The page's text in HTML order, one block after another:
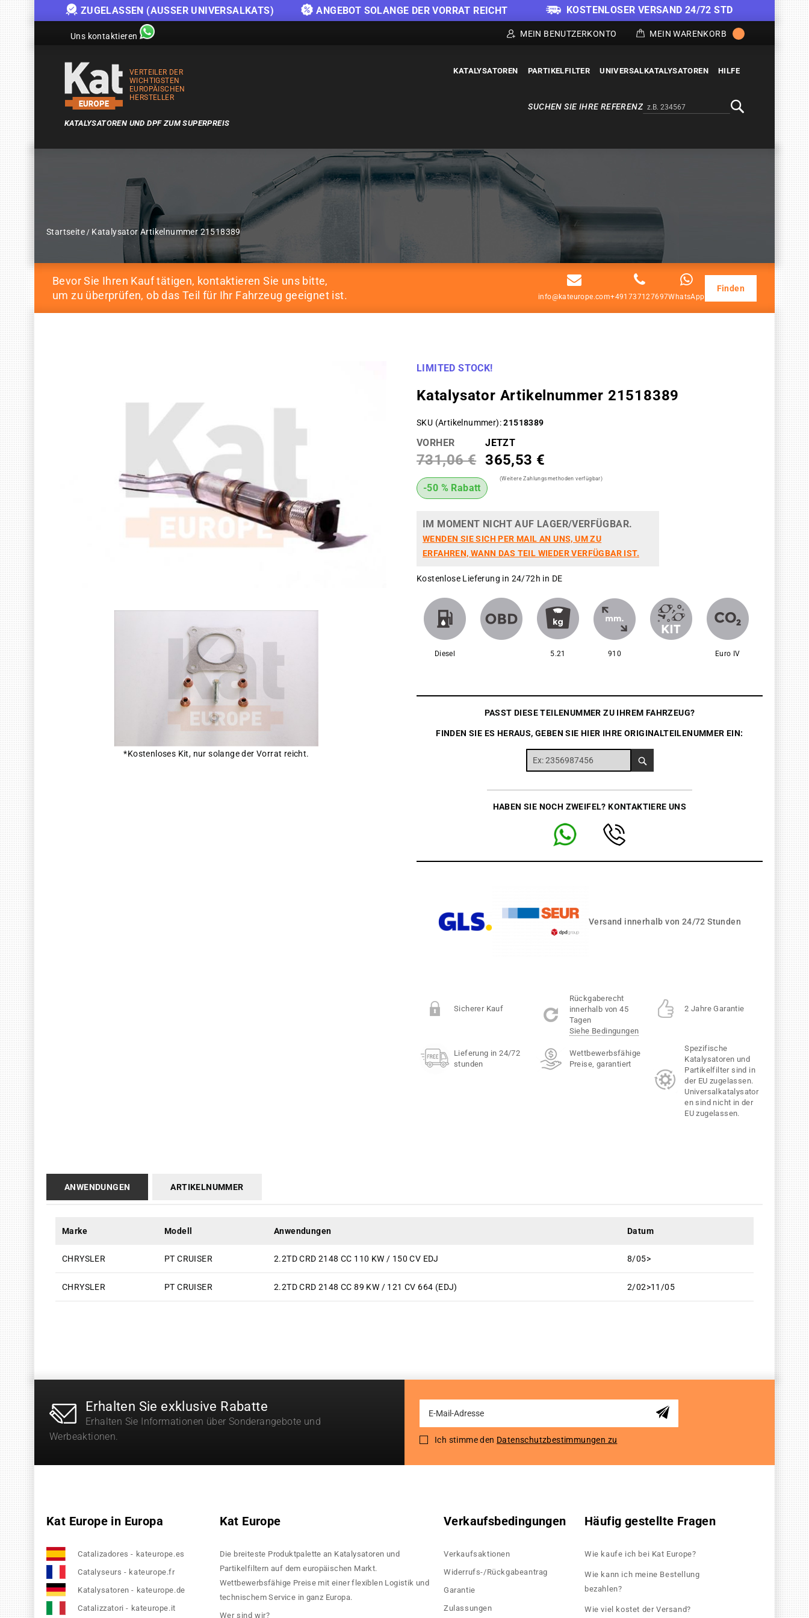
ZUGELASSEN (AUSSER UNIVERSALKATS) ANGEBOT SOLANGE DER VORRAT REICHT KOSTENLOSER VERSAND 24/72 STD
Uns kontaktieren MEIN BENUTZERKONTO MEIN WARENKORB
VERTEILER DER
WICHTIGSTEN
EUROPÄISCHEN
HERSTELLER
KATALYSATOREN UND DPF ZUM SUPERPREIS
KATALYSATOREN PARTIKELFILTER UNIVERSALKATALYSATOREN HILFE
Alternativa a Doofinder
SUCHEN SIE IHRE REFERENZ
Startseite Katalysator Artikelnummer 21518389
Bevor Sie Ihren Kauf tätigen, kontaktieren Sie uns bitte,
um zu überprüfen, ob das Teil für Ihr Fahrzeug geeignet ist.
info@kateurope.com+491737127697WhatsApp
Finden
*Kostenloses Kit, nur solange der Vorrat reicht.
LIMITED STOCK!
Katalysator Artikelnummer 21518389
SKU (Artikelnummer) 21518389
VORHER
731,06 €
JETZT
365,53 €
-50 % Rabatt
(Weitere Zahlungsmethoden verfügbar)
IM MOMENT NICHT AUF LAGER/VERFÜGBAR.
WENDEN SIE SICH PER MAIL AN UNS, UM ZU
ERFAHREN, WANN DAS TEIL WIEDER VERFÜGBAR IST.
Kostenlose Lieferung in 24/72h in DE
Diesel 5.21 910 Euro IV
PASST DIESE TEILENUMMER ZU IHREM FAHRZEUG?
FINDEN SIE ES HERAUS, GEBEN SIE HIER IHRE ORIGINALTEILENUMMER EIN:
HABEN SIE NOCH ZWEIFEL? KONTAKTIERE UNS
Versand innerhalb von 24/72 Stunden
Sicherer Kauf
Rückgaberecht
innerhalb von 45
Tagen
Siehe Bedingungen
2 Jahre Garantie
Lieferung in 24/72
stunden
Wettbewerbsfähige
Preise, garantiert
Spezifische
Katalysatoren und
Partikelfilter sind in
der EU zugelassen.
Universalkatalysator
en sind nicht in der
EU zugelassen.
ANWENDUNGEN
Marke Modell Anwendungen Datum
CHRYSLER PT CRUISER 2.2TD CRD 2148 CC 110 KW / 150 CV EDJ 8/05>
CHRYSLER PT CRUISER 2.2TD CRD 2148 CC 89 KW / 121 CV 664 (EDJ) 2/02>11/05
ARTIKELNUMMER
Erhalten Sie exklusive Rabatte
Erhalten Sie Informationen über Sonderangebote und
Werbeaktionen.
for
Newsletter:
Ich stimme den Datenschutzbestimmungen zu
Kat Europe in Europa
Catalizadores - kateurope.es
Catalyseurs - kateurope.fr
Katalysatoren - kateurope.de
Catalizzatori - kateurope.it
Kat Europe
Die breiteste Produktpalette an Katalysatoren und
Partikelfiltern auf dem europäischen Markt.
Wettbewerbsfähige Preise mit einer flexiblen Logistik und
technischem Service in ganz Europa.
Wer sind wir?
Verkaufsbedingungen
Verkaufsaktionen
Widerrufs-/Rückgabeantrag
Garantie
Zulassungen
Häufig gestellte Fragen
Wie kaufe ich bei Kat Europe?
Wie kann ich meine Bestellung
bezahlen?
Wie viel kostet der Versand?